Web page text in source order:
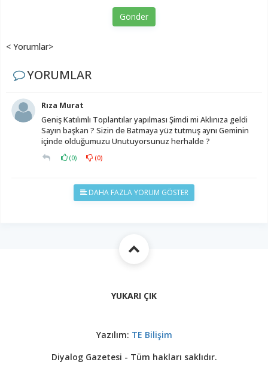
Gönder
< Yorumlar>
YORUMLAR
Rıza Murat
Geniş Katılımlı Toplantılar yapılması Şimdi mi Aklınıza geldi
Sayın başkan ? Sizin de Batmaya yüz tutmuş aynı Geminin
içinde olduğumuzu Unutuyorsunuz herhalde ?
(0) (0)
DAHA FAZLA YORUM GÖSTER
YUKARI ÇIK
Yazılım: TE Bilişim
Diyalog Gazetesi - Tüm hakları saklıdır.